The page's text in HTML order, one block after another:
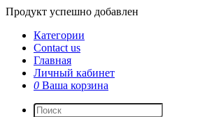
Продукт успешно добавлен
Категории
Contact us
Главная
Личный кабинет
0 Ваша корзина